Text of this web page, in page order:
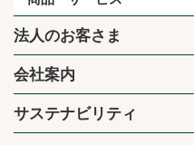
法人のお客さま
会社案内
サステナビリティ